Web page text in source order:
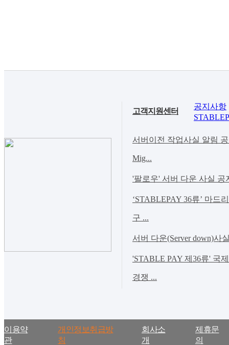
고객지원센터
공지사항
서버이전 작업사실 알림 공
Mig...
'팔로우' 서버 다운 사실 공
‘STABLEPAY 36류’ 마드
구 ...
서버 다운(Server down)사
'STABLE PAY 제36류' 국
경쟁 ...
이용약
관
개인정보취급방
침
회사소
개
제휴문
의